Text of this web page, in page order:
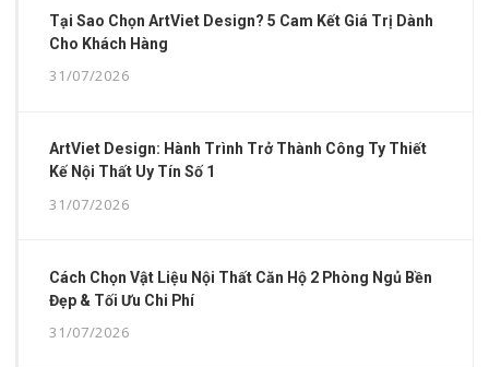
Tại Sao Chọn ArtViet Design? 5 Cam Kết Giá Trị Dành
Cho Khách Hàng
31/07/2026
ArtViet Design: Hành Trình Trở Thành Công Ty Thiết
Kế Nội Thất Uy Tín Số 1
31/07/2026
Cách Chọn Vật Liệu Nội Thất Căn Hộ 2 Phòng Ngủ Bền
Đẹp & Tối Ưu Chi Phí
31/07/2026